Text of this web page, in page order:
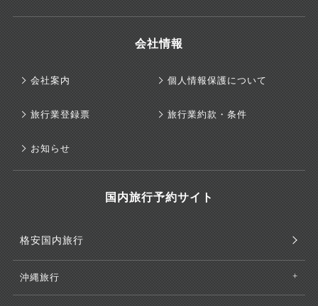
会社情報
会社案内 個人情報保護について
旅行業登録票 旅行業約款・条件
お知らせ
国内旅行予約サイト
格安国内旅行
沖縄旅行